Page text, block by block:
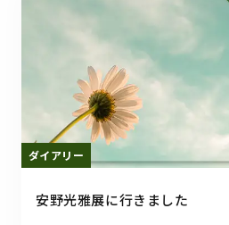
ダイアリー
安野光雅展に行きました